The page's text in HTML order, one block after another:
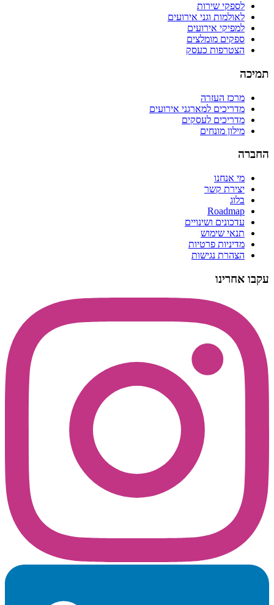
לספקי שירות
לאולמות וגני אירועים
למפיקי אירועים
ספקים מומלצים
הצטרפות כעסק
תמיכה
מרכז העזרה
מדריכים למארגני אירועים
מדריכים לעסקים
מילון מונחים
החברה
מי אנחנו
יצירת קשר
בלוג
Roadmap
עדכונים ושינויים
תנאי שימוש
מדיניות פרטיות
הצהרת נגישות
עקבו אחרינו